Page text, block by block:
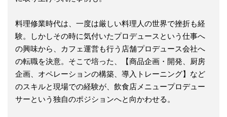
料理修業時代は、一度は厳しい料理人の世界で挫折も経
験。しかしその時に気付いたプロデュースという仕事へ
の興味から、カフェ運営も行う店舗プロデュース会社へ
の転職を決意。そこで培った、【商品企画・開発、厨房
企画、オペレーションの構築、導入トレーニング】など
のスキルと現場での経験が、飲食店メニュープロデュー
サーという独自のポジションへと向かわせる。